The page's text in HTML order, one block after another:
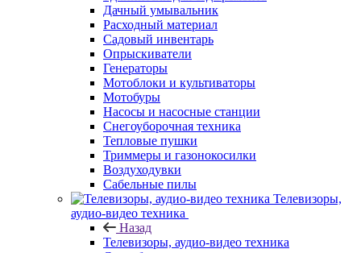
Дачный умывальник
Расходный материал
Садовый инвентарь
Опрыскиватели
Генераторы
Мотоблоки и культиваторы
Мотобуры
Насосы и насосные станции
Снегоуборочная техника
Тепловые пушки
Триммеры и газонокосилки
Воздуходувки
Сабельные пилы
Телевизоры,
аудио-видео техника
Назад
Телевизоры, аудио-видео техника